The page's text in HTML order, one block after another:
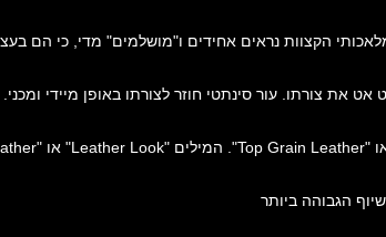
הקצוות נראים אחידים ו"מושלמים" מדי, כי הם
את צורתו. עור סינתטי חוזר לצורתו באופן מיידי ומכני.